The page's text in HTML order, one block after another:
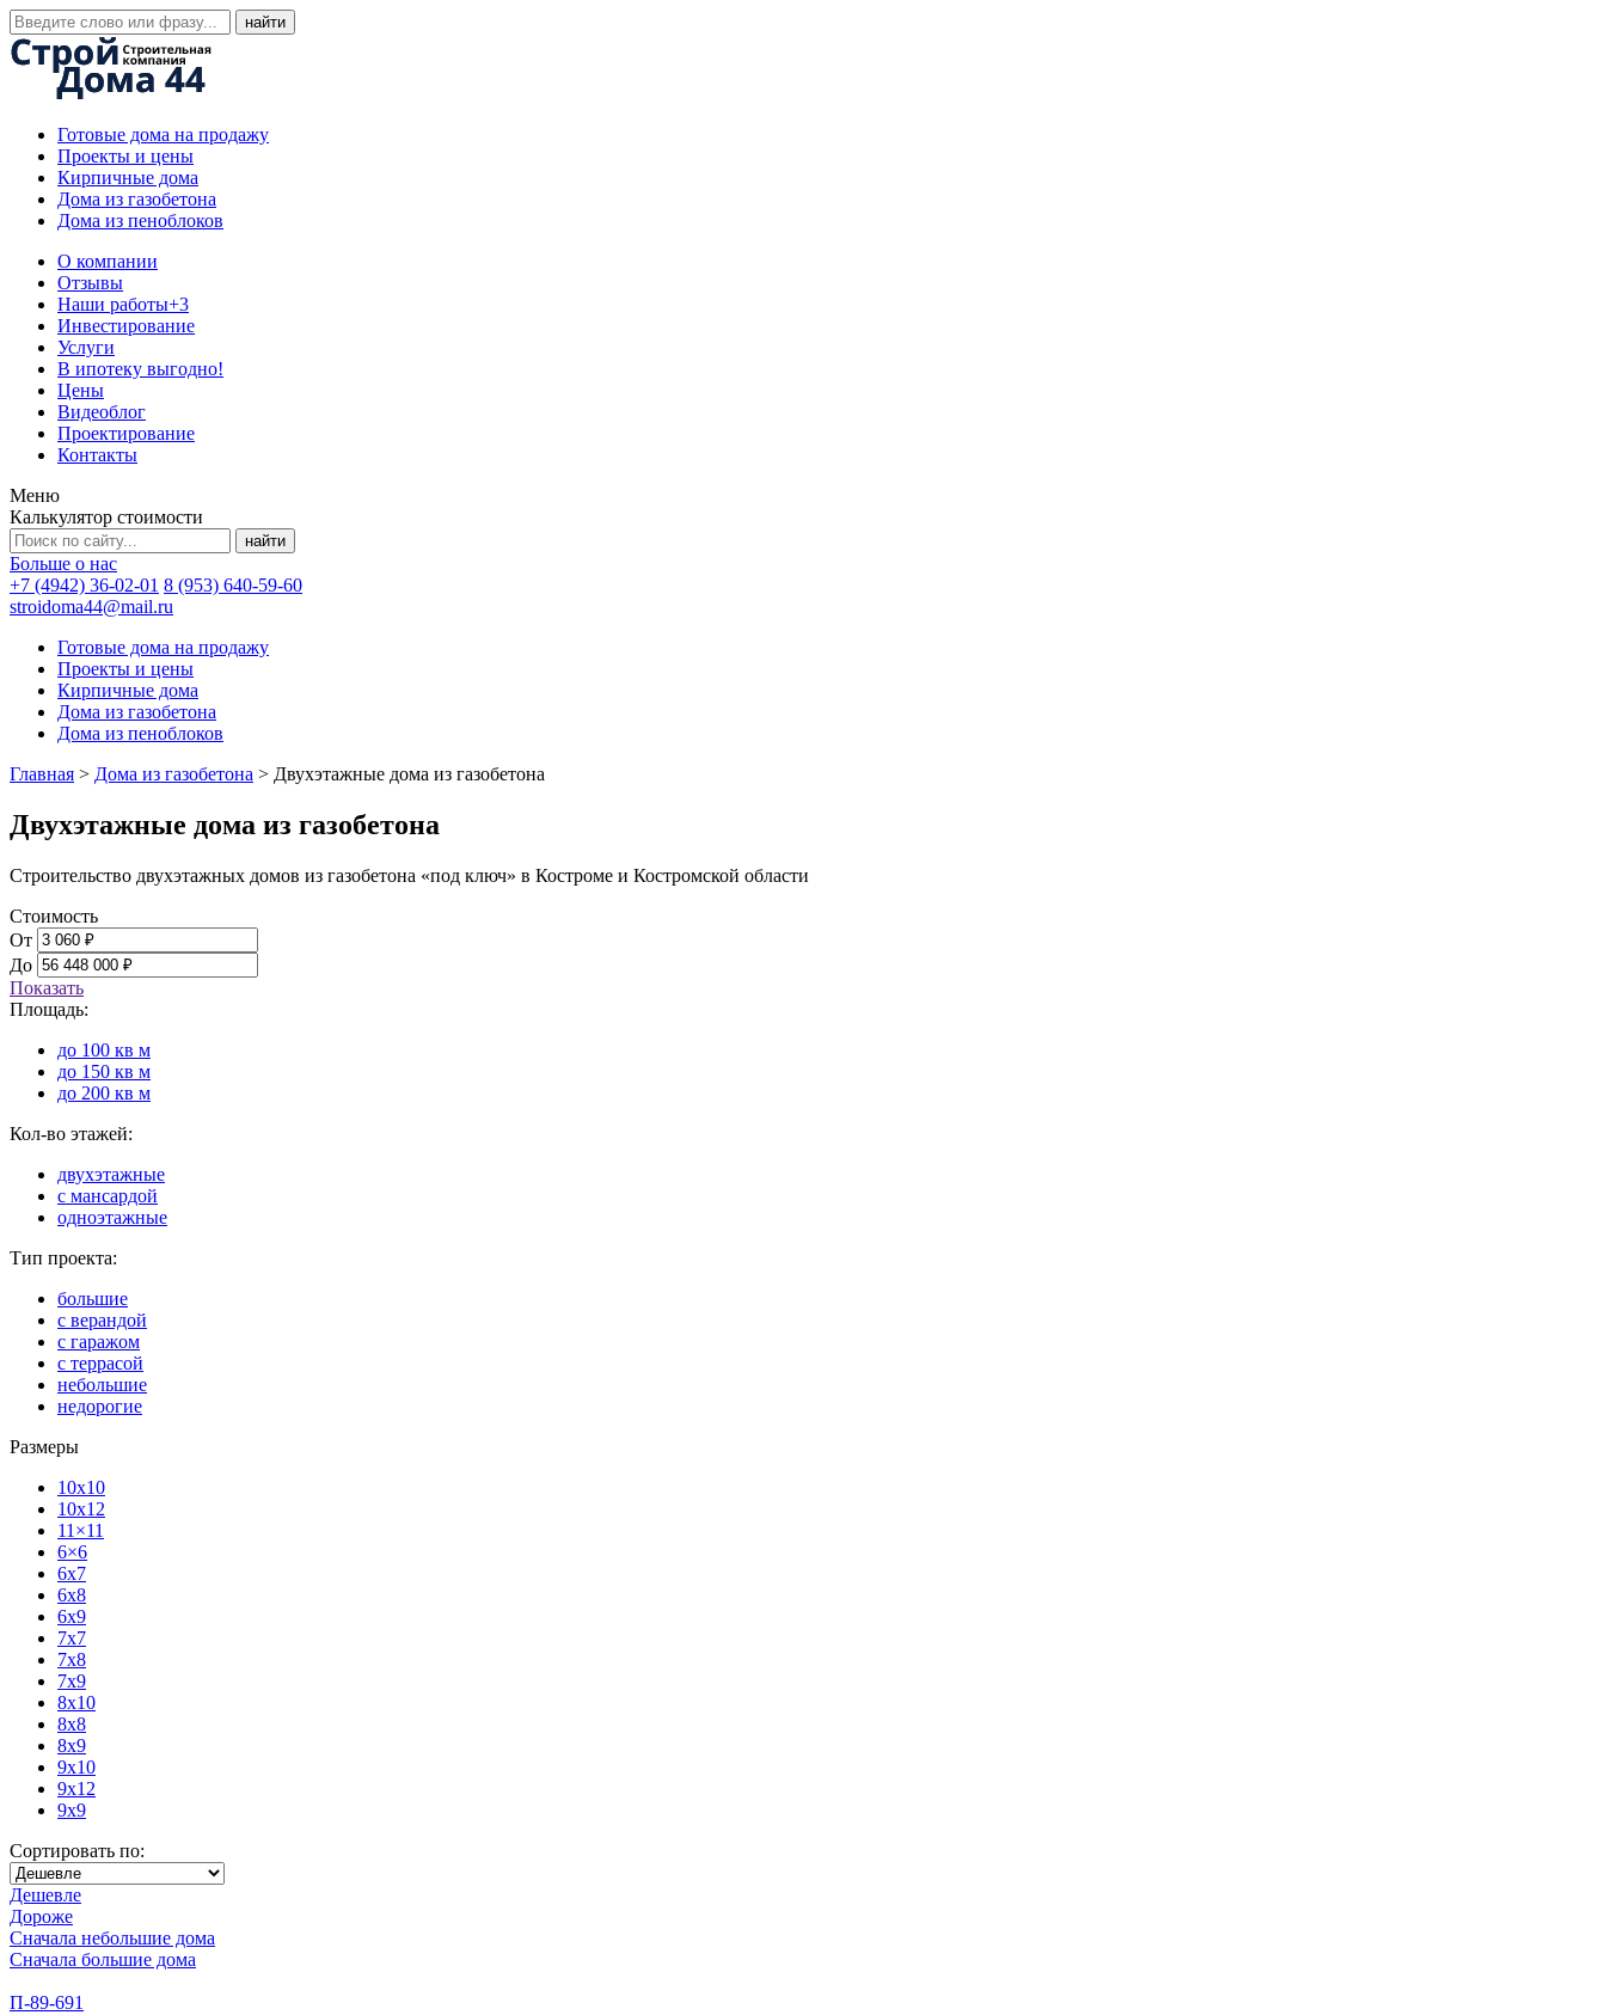
Готовые дома на продажу
Проекты и цены
Кирпичные дома
Дома из газобетона
Дома из пеноблоков
О компании
Отзывы
Наши работы+3
Инвестирование
Услуги
В ипотеку выгодно!
Цены
Видеоблог
Проектирование
Контакты
Меню
Калькулятор стоимости
Больше о нас
+7 (4942) 36-02-01 8 (953) 640-59-60
stroidoma44@mail.ru
Готовые дома на продажу
Проекты и цены
Кирпичные дома
Дома из газобетона
Дома из пеноблоков
Главная > Дома из газобетона > Двухэтажные дома из газобетона
Двухэтажные дома из газобетона
Строительство двухэтажных домов из газобетона «под ключ» в Костроме и Костромской области
Стоимость
От
До
Показать
Площадь:
до 100 кв м
до 150 кв м
до 200 кв м
Кол-во этажей:
двухэтажные
с мансардой
одноэтажные
Тип проекта:
большие
с верандой
с гаражом
с террасой
небольшие
недорогие
Размеры
10x10
10x12
11×11
6×6
6x7
6x8
6x9
7x7
7x8
7x9
8x10
8x8
8x9
9x10
9x12
9x9
Сортировать по:
Дешевле
Дороже
Сначала небольшие дома
Сначала большие дома
П-89-691